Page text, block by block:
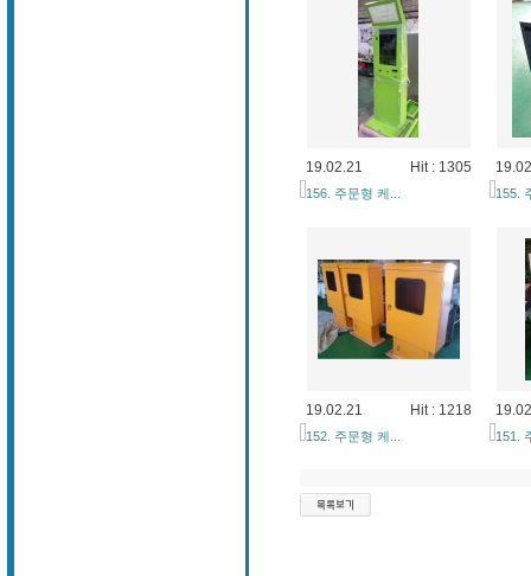
19.02.21 Hit : 1305
156. 주문형 케... 155.
19.02.21 Hit : 1218
152. 주문형 케... 151.